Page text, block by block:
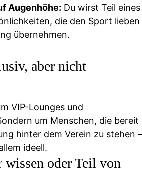
Augenhöhe: Du wirst Teil eines
die den Sport lieben
übernehmen.
aber nicht
VIP-Lounges und
um Menschen, die bereit
hinter dem Verein zu stehen –
ideell.
oder Teil von